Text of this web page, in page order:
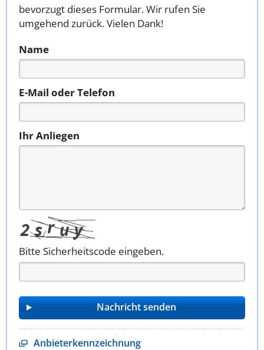
bevorzugt dieses Formular. Wir rufen Sie
umgehend zurück. Vielen Dank!
Name
E-Mail oder Telefon
Ihr Anliegen
Bitte Sicherheitscode eingeben.
Anbieterkennzeichnung